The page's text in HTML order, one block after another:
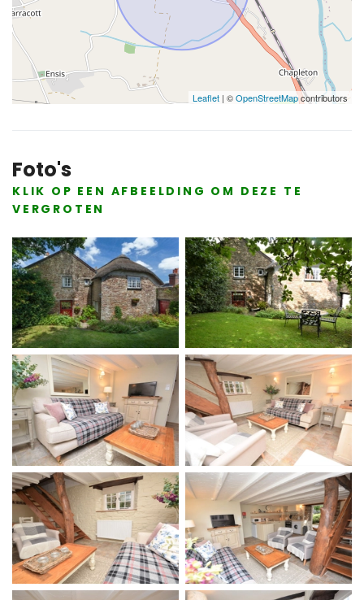
Leaflet | ©OpenStreetMapcontributors
Foto's
KLIK OP EEN AFBEELDING OM DEZE TE
VERGROTEN